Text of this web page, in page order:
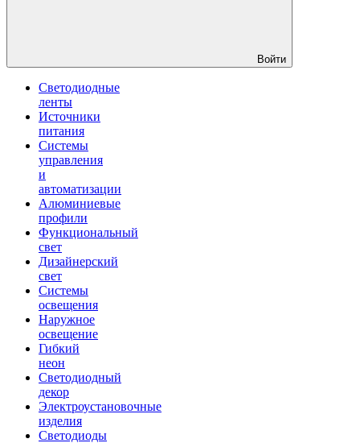
Войти
Светодиодные
ленты
Источники
питания
Системы
управления
и
автоматизации
Алюминиевые
профили
Функциональный
свет
Дизайнерский
свет
Системы
освещения
Наружное
освещение
Гибкий
неон
Светодиодный
декор
Электроустановочные
изделия
Светодиоды